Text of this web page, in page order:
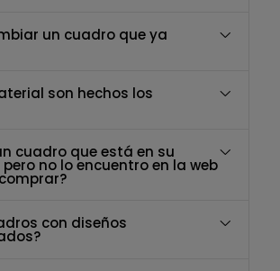
un cuadro que ya
son hechos los
cuadro que está en su
no lo encuentro en la web
con diseños